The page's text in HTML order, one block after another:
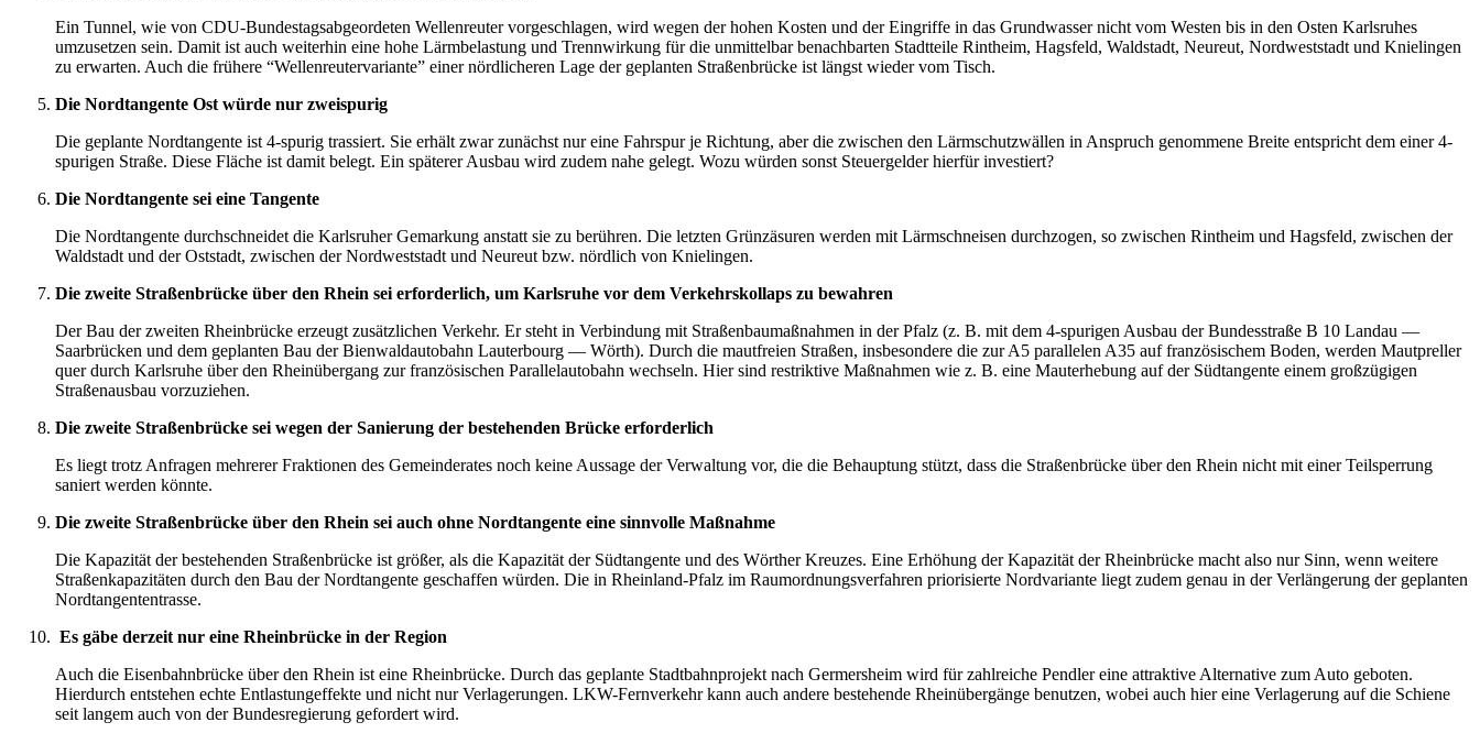
Ein Tunnel, wie von CDU-Bundestagsabgeordeten Wellenreuter vorgeschlagen, wird wegen der hohen Kosten und der Eingriffe in das Grundwasser nicht vom Westen bis in den Osten Karlsruhes
umzusetzen sein. Damit ist auch weiterhin eine hohe Lärmbelastung und Trennwirkung für die unmittelbar benachbarten Stadtteile Rintheim, Hagsfeld, Waldstadt, Neureut, Nordweststadt und Knielingen
zu erwarten. Auch die frühere “Wellenreutervariante” einer nördlicheren Lage der geplanten Straßenbrücke ist längst wieder vom Tisch.
Die Nordtangente Ost würde nur zweispurig
Die geplante Nordtangente ist 4-spurig trassiert. Sie erhält zwar zunächst nur eine Fahrspur je Richtung, aber die zwischen den Lärmschutzwällen in Anspruch genommene Breite entspricht dem einer 4-
spurigen Straße. Diese Fläche ist damit belegt. Ein späterer Ausbau wird zudem nahe gelegt. Wozu würden sonst Steuergelder hierfür investiert?
Die Nordtangente sei eine Tangente
Die Nordtangente durchschneidet die Karlsruher Gemarkung anstatt sie zu berühren. Die letzten Grünzäsuren werden mit Lärmschneisen durchzogen, so zwischen Rintheim und Hagsfeld, zwischen der
Waldstadt und der Oststadt, zwischen der Nordweststadt und Neureut bzw. nördlich von Knielingen.
Die zweite Straßenbrücke über den Rhein sei erforderlich, um Karlsruhe vor dem Verkehrskollaps zu bewahren
Der Bau der zweiten Rheinbrücke erzeugt zusätzlichen Verkehr. Er steht in Verbindung mit Straßenbaumaßnahmen in der Pfalz (z. B. mit dem 4-spurigen Ausbau der Bundesstraße B 10 Landau —
Saarbrücken und dem geplanten Bau der Bienwaldautobahn Lauterbourg — Wörth). Durch die mautfreien Straßen, insbesondere die zur A5 parallelen A35 auf französischem Boden, werden Mautpreller
quer durch Karlsruhe über den Rheinübergang zur französischen Parallelautobahn wechseln. Hier sind restriktive Maßnahmen wie z. B. eine Mauterhebung auf der Südtangente einem großzügigen
Straßenausbau vorzuziehen.
Die zweite Straßenbrücke sei wegen der Sanierung der bestehenden Brücke erforderlich
Es liegt trotz Anfragen mehrerer Fraktionen des Gemeinderates noch keine Aussage der Verwaltung vor, die die Behauptung stützt, dass die Straßenbrücke über den Rhein nicht mit einer Teilsperrung
saniert werden könnte.
Die zweite Straßenbrücke über den Rhein sei auch ohne Nordtangente eine sinnvolle Maßnahme
Die Kapazität der bestehenden Straßenbrücke ist größer, als die Kapazität der Südtangente und des Wörther Kreuzes. Eine Erhöhung der Kapazität der Rheinbrücke macht also nur Sinn, wenn weitere
Straßenkapazitäten durch den Bau der Nordtangente geschaffen würden. Die in Rheinland-Pfalz im Raumordnungsverfahren priorisierte Nordvariante liegt zudem genau in der Verlängerung der geplanten
Nordtangententrasse.
Es gäbe derzeit nur eine Rheinbrücke in der Region
Auch die Eisenbahnbrücke über den Rhein ist eine Rheinbrücke. Durch das geplante Stadtbahnprojekt nach Germersheim wird für zahlreiche Pendler eine attraktive Alternative zum Auto geboten.
Hierdurch entstehen echte Entlastungeffekte und nicht nur Verlagerungen. LKW-Fernverkehr kann auch andere bestehende Rheinübergänge benutzen, wobei auch hier eine Verlagerung auf die Schiene
seit langem auch von der Bundesregierung gefordert wird.